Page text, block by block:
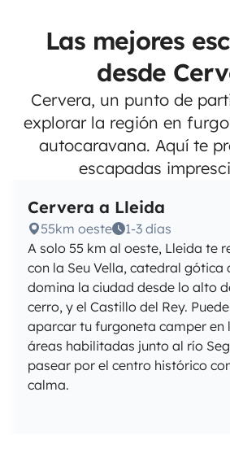
Las mejores
desde
Cervera, un punto de
explorar la región en
autocaravana. Aquí te
escapadas
Cervera a Lleida
55km oeste
1-3 días
A solo 55 km al oeste, Lleida te
con la Seu Vella, catedral gótica
domina la ciudad desde lo alto
cerro, y el Castillo del Rey.
aparcar tu furgoneta camper en
áreas habilitadas junto al río
pasear por el centro histórico
calma.